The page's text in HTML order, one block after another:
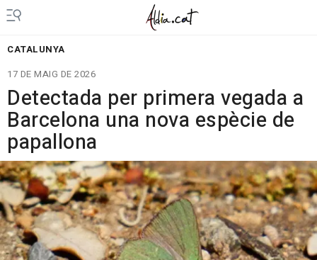
CATALUNYA
17 DE MAIG DE 2026
Detectada per primera vegada a
Barcelona una nova espècie de
papallona